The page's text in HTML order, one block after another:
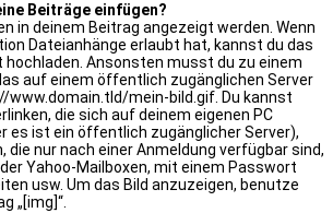
Beiträge einfügen?
in deinem Beitrag angezeigt werden. Wenn
Dateianhänge erlaubt hat, kannst du das
hochladen. Ansonsten musst du zu einem
auf einem öffentlich zugänglichen Server
www.domain.tld/mein-bild.gif. Du kannst
die sich auf deinem eigenen PC
es ist ein öffentlich zugänglicher Server),
die nur nach einer Anmeldung verfügbar sind,
Yahoo-Mailboxen, mit einem Passwort
usw. Um das Bild anzuzeigen, benutze
„[img]“.